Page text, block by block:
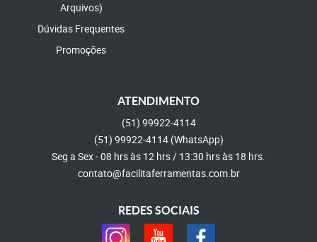
Arquivos)
Dúvidas Frequentes
Promoções
ATENDIMENTO
(51) 99922-4114
(51) 99922-4114 (WhatsApp)
Seg a Sex - 08 hrs às 12 hrs / 13:30 hrs às 18 hrs.
contato@facilitaferramentas.com.br
REDES SOCIAIS